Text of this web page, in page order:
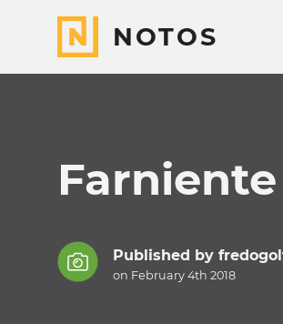
NOTOS
Published by
on February 4th 2018